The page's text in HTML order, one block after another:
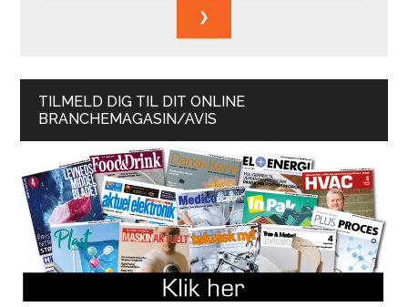
TILMELD DIG TIL DIT ONLINE
BRANCHEMAGASIN/AVIS